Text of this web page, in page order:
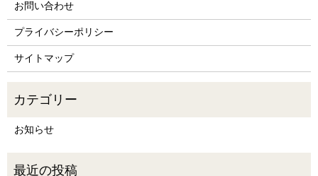
お問い合わせ
プライバシーポリシー
サイトマップ
お知らせ